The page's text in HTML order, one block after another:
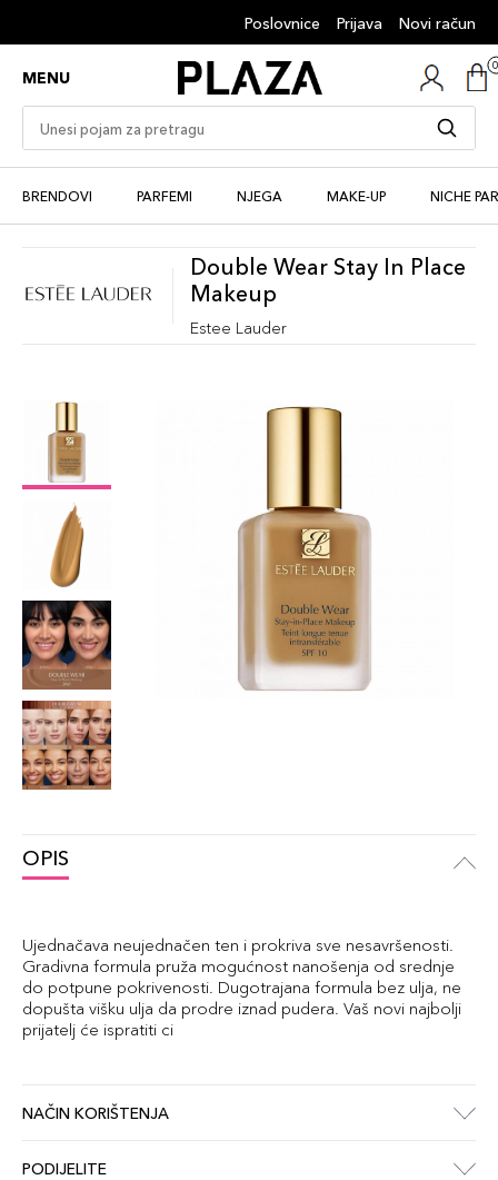
Poslovnice Prijava Novi račun
MENU
BRENDOVI PARFEMI NJEGA MAKE-UP NICHE
Double Wear Stay In Place
Makeup
Estee Lauder
OPIS
Ujednačava neujednačen ten i prokriva sve nesavršenosti.
Gradivna formula pruža mogućnost nanošenja od srednje
do potpune pokrivenosti. Dugotrajana formula bez ulja, ne
dopušta višku ulja da prodre iznad pudera. Vaš novi najbolji
prijatelj će ispratiti ci
NAČIN KORIŠTENJA
PODIJELITE